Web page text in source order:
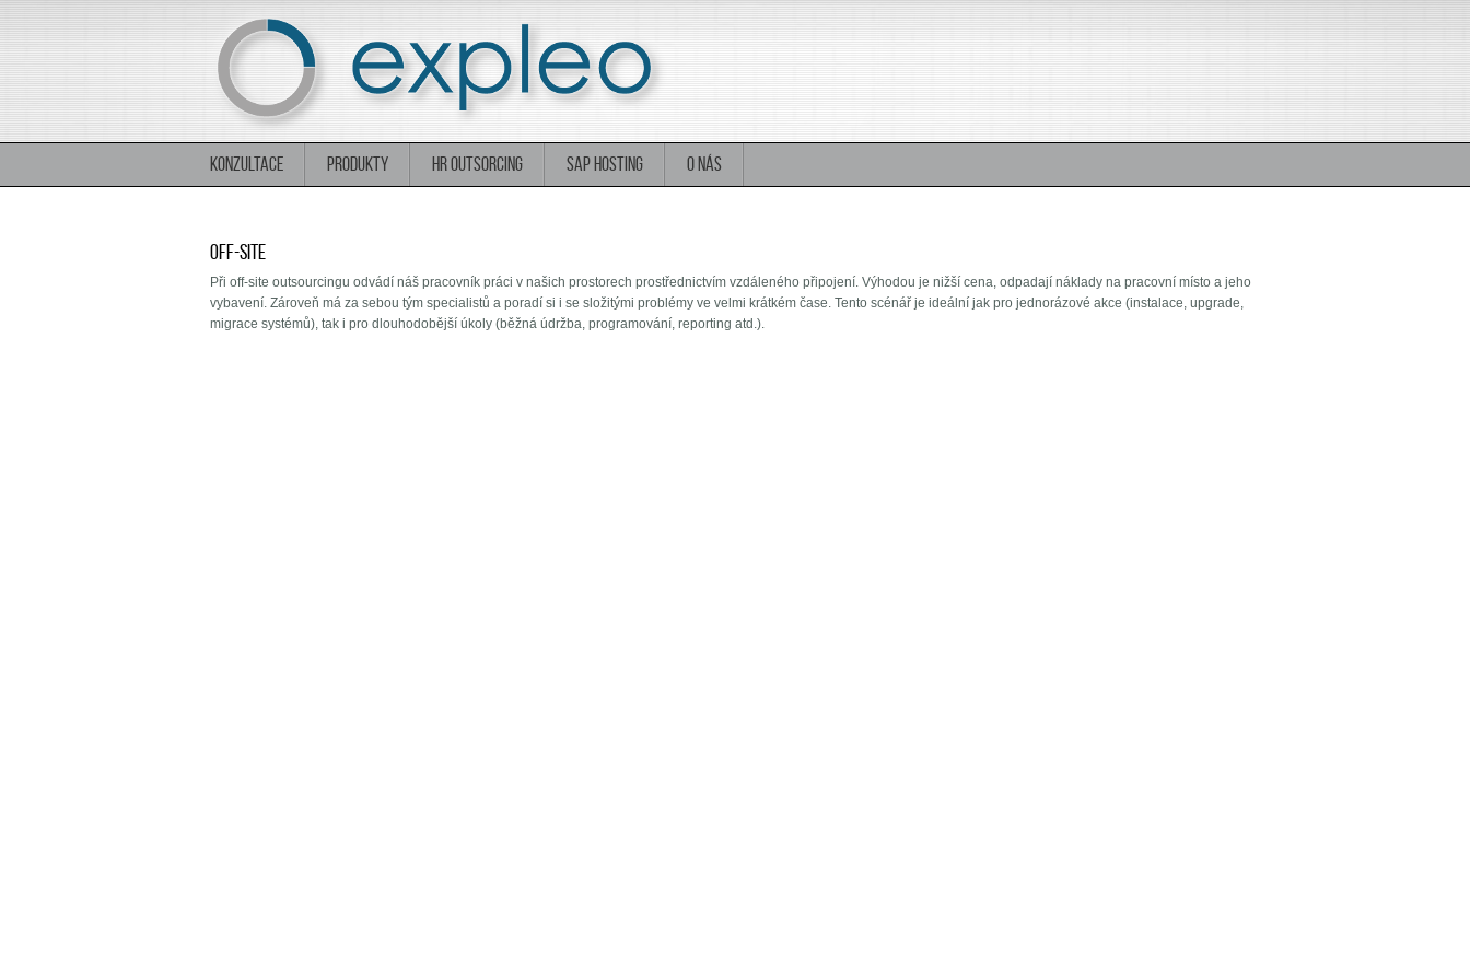
KONZULTACE PRODUKTY HR OUTSORCING SAP HOSTING O NÁS
Off-site
Při off-site outsourcingu odvádí náš pracovník práci v našich prostorech prostřednictvím vzdáleného připojení. Výhodou je nižší cena, odpadají náklady na pracovní místo a jeho
vybavení. Zároveň má za sebou tým specialistů a poradí si i se složitými problémy ve velmi krátkém čase. Tento scénář je ideální jak pro jednorázové akce (instalace, upgrade,
migrace systémů), tak i pro dlouhodobější úkoly (běžná údržba, programování, reporting atd.).